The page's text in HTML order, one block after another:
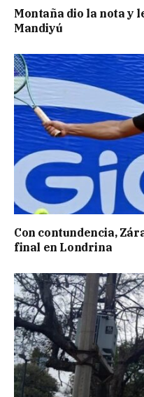
Montaña dio la nota y
Mandiyú
Con contundencia,
final en Londrina